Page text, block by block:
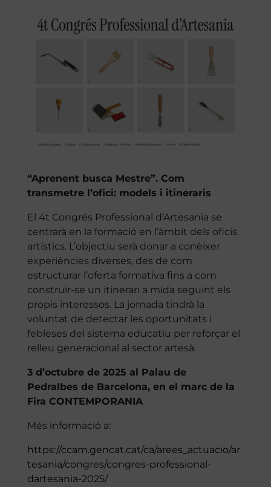
“Aprenent busca Mestre”. Com
transmetre l’ofici: models i itineraris
El 4t Congrés Professional d’Artesania se
centrarà en la formació en l’àmbit dels oficis
artístics. L’objectiu serà donar a conèixer
experiències diverses, des de com
estructurar l’oferta formativa fins a com
construir-se un itinerari a mida seguint els
propis interessos. La jornada tindrà la
voluntat de detectar les oportunitats i
febleses del sistema educatiu per reforçar el
relleu generacional al sector artesà.
3 d’octubre de 2025 al Palau de
Pedralbes de Barcelona, en el marc de la
Fira CONTEMPORANIA
Més informació a:
https://ccam.gencat.cat/ca/arees_actuacio/ar
tesania/congres/congres-professional-
dartesania-2025/